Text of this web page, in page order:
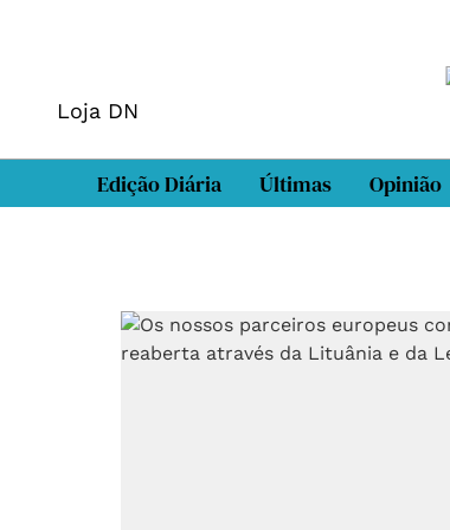
Loja DN
Edição Diária Últimas Opinião